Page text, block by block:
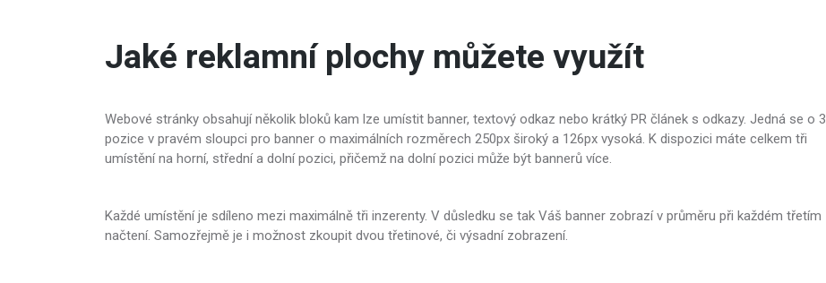
Jaké reklamní plochy můžete využít
Webové stránky obsahují několik bloků kam lze umístit banner, textový odkaz nebo krátký PR článek s odkazy. Jedná se o 3
pozice v pravém sloupci pro banner o maximálních rozměrech 250px široký a 126px vysoká. K dispozici máte celkem tři
umístění na horní, střední a dolní pozici, přičemž na dolní pozici může být bannerů více.
Každé umístění je sdíleno mezi maximálně tři inzerenty. V důsledku se tak Váš banner zobrazí v průměru při každém třetím
načtení. Samozřejmě je i možnost zkoupit dvou třetinové, či výsadní zobrazení.